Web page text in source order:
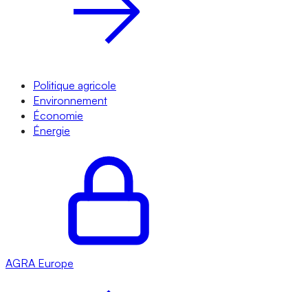
Politique agricole
Environnement
Économie
Énergie
AGRA Europe